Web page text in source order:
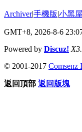
Archiver|手機版|小黑屋
GMT+8, 2026-8-6
Powered by Discuz!
© 2001-2017 Comsenz
返回頂部 返回版塊